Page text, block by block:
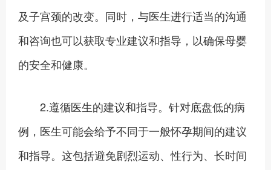
及子宫颈的改变。同时，与医生进行适当的沟通
和咨询也可以获取专业建议和指导，以确保母婴
的安全和健康。
2.遵循医生的建议和指导。针对底盘低的病
例，医生可能会给予不同于一般怀孕期间的建议
和指导。这包括避免剧烈运动、性行为、长时间